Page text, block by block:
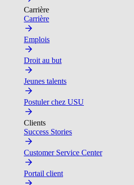
Carrière
Carrière
Emplois
Droit au but
Jeunes talents
Postuler chez USU
Clients
Success Stories
Customer Service Center
Portail client